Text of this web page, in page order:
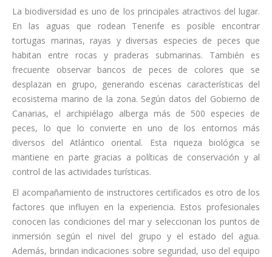
La biodiversidad es uno de los principales atractivos del lugar.
En las aguas que rodean Tenerife es posible encontrar
tortugas marinas, rayas y diversas especies de peces que
habitan entre rocas y praderas submarinas. También es
frecuente observar bancos de peces de colores que se
desplazan en grupo, generando escenas características del
ecosistema marino de la zona. Según datos del Gobierno de
Canarias, el archipiélago alberga más de 500 especies de
peces, lo que lo convierte en uno de los entornos más
diversos del Atlántico oriental. Esta riqueza biológica se
mantiene en parte gracias a políticas de conservación y al
control de las actividades turísticas.
El acompañamiento de instructores certificados es otro de los
factores que influyen en la experiencia. Estos profesionales
conocen las condiciones del mar y seleccionan los puntos de
inmersión según el nivel del grupo y el estado del agua.
Además, brindan indicaciones sobre seguridad, uso del equipo